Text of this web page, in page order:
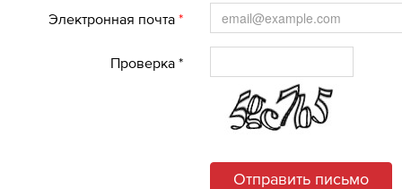
Электронная почта*
Проверка *
Отправить письмо